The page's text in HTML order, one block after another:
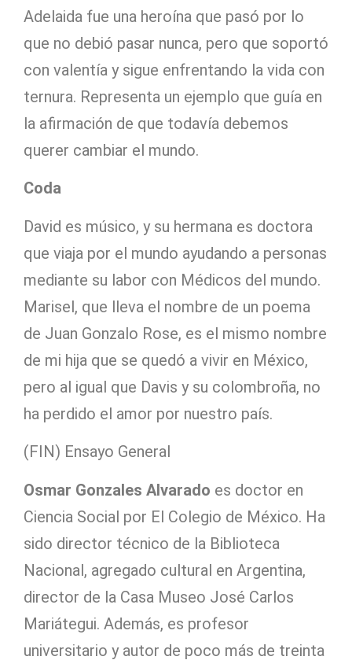
Adelaida fue una heroína que pasó por lo
que no debió pasar nunca, pero que soportó
con valentía y sigue enfrentando la vida con
ternura. Representa un ejemplo que guía en
la afirmación de que todavía debemos
querer cambiar el mundo.
Coda
David es músico, y su hermana es doctora
que viaja por el mundo ayudando a personas
mediante su labor con Médicos del mundo.
Marisel, que lleva el nombre de un poema
de Juan Gonzalo Rose, es el mismo nombre
de mi hija que se quedó a vivir en México,
pero al igual que Davis y su colombroña, no
ha perdido el amor por nuestro país.
(FIN) Ensayo General
Osmar Gonzales Alvarado es doctor en
Ciencia Social por El Colegio de México. Ha
sido director técnico de la Biblioteca
Nacional, agregado cultural en Argentina,
director de la Casa Museo José Carlos
Mariátegui. Además, es profesor
universitario y autor de poco más de treinta